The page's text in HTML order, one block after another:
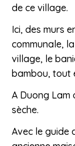
de ce village.
Ici, des murs
communale,
village, le
bambou, tout
A Duong Lam
sèche.
Avec le guide